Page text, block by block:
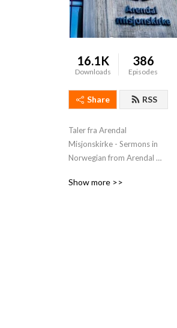
16.1K
Downloads
386
Episodes
Share RSS
Taler fra Arendal
Misjonskirke - Sermons in
Norwegian from Arendal
Show more >>